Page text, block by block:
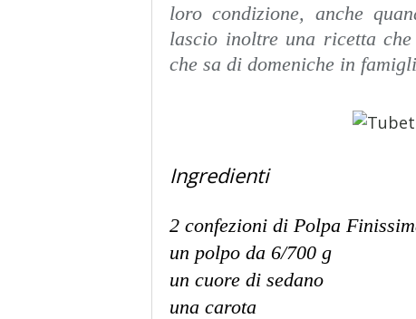
loro condizione, anche
lascio inoltre una ricetta
che sa di domeniche in
Ingredienti
2 confezioni di Polpa
un polpo da 6/700 g
un cuore di sedano
una carota